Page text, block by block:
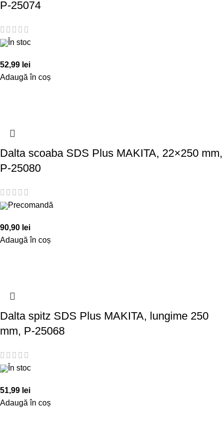
P-25074
În stoc
52,99 lei
Adaugă în coș
Dalta scoaba SDS Plus MAKITA, 22×250 mm,
P-25080
Precomandă
90,90 lei
Adaugă în coș
Dalta spitz SDS Plus MAKITA, lungime 250
mm, P-25068
În stoc
51,99 lei
Adaugă în coș